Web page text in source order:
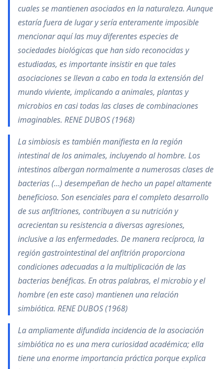
cuales se mantienen asociados en la naturaleza. Aunque
estaría fuera de lugar y sería enteramente imposible
mencionar aquí las muy diferentes especies de
sociedades biológicas que han sido reconocidas y
estudiadas, es importante insistir en que tales
asociaciones se llevan a cabo en toda la extensión del
mundo viviente, implicando a animales, plantas y
microbios en casi todas las clases de combinaciones
imaginables. RENE DUBOS (1968)
La simbiosis es también manifiesta en la región
intestinal de los animales, incluyendo al hombre. Los
intestinos albergan normalmente a numerosas clases de
bacterias (…) desempeñan de hecho un papel altamente
beneficioso. Son esenciales para el completo desarrollo
de sus anfitriones, contribuyen a su nutrición y
acrecientan su resistencia a diversas agresiones,
inclusive a las enfermedades. De manera recíproca, la
región gastrointestinal del anfitrión proporciona
condiciones adecuadas a la multiplicación de las
bacterias benéficas. En otras palabras, el microbio y el
hombre (en este caso) mantienen una relación
simbiótica. RENE DUBOS (1968)
La ampliamente difundida incidencia de la asociación
simbiótica no es una mera curiosidad académica; ella
tiene una enorme importancia práctica porque explica